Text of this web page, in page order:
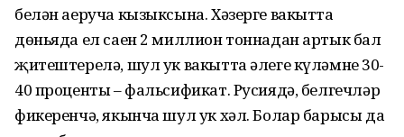
белән аеруча кызыксына. Хәзерге вакытта
дөньяда ел саен 2 миллион тоннадан артык бал
җитештерелә, шул ук вакытта әлеге күләмнең 30-
40 проценты – фальсификат. Русиядә, белгечләр
фикеренчә, якынча шул ук хәл. Болар барысы да